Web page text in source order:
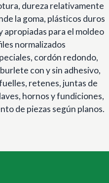
dureza relativamente
la goma, plásticos duros
apropiadas para el moldeo
normalizados
cordón redondo,
con y sin adhesivo,
retenes, juntas de
hornos y fundiciones,
de piezas según planos.